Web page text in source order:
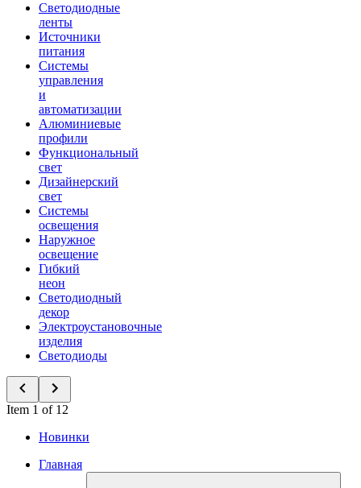
Светодиодные
ленты
Источники
питания
Системы
управления
и
автоматизации
Алюминиевые
профили
Функциональный
свет
Дизайнерский
свет
Системы
освещения
Наружное
освещение
Гибкий
неон
Светодиодный
декор
Электроустановочные
изделия
Светодиоды
Item 1 of 12
Новинки
Главная